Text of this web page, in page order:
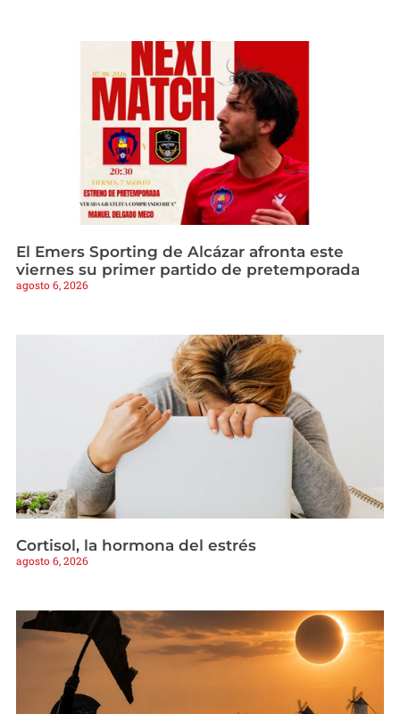
El Emers Sporting de Alcázar afronta este
viernes su primer partido de pretemporada
agosto 6, 2026
Cortisol, la hormona del estrés
agosto 6, 2026